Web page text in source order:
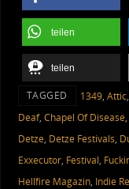
teilen
teilen
TAGGED 1349, Attic,
Deaf, Chapel Of Disease,
Detze, Detze Festivals,
Exxecutor, Festival,
Hellfire Magazin, Indie